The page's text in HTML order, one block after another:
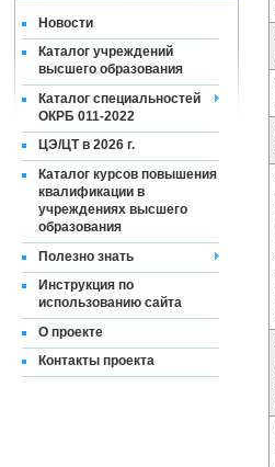
Новости
Каталог учреждений
высшего образования
Каталог специальностей
ОКРБ 011-2022
ЦЭ/ЦТ в 2026 г.
Каталог курсов повышения
квалификации в
учреждениях высшего
образования
Полезно знать
Инструкция по
использованию сайта
О проекте
Контакты проекта